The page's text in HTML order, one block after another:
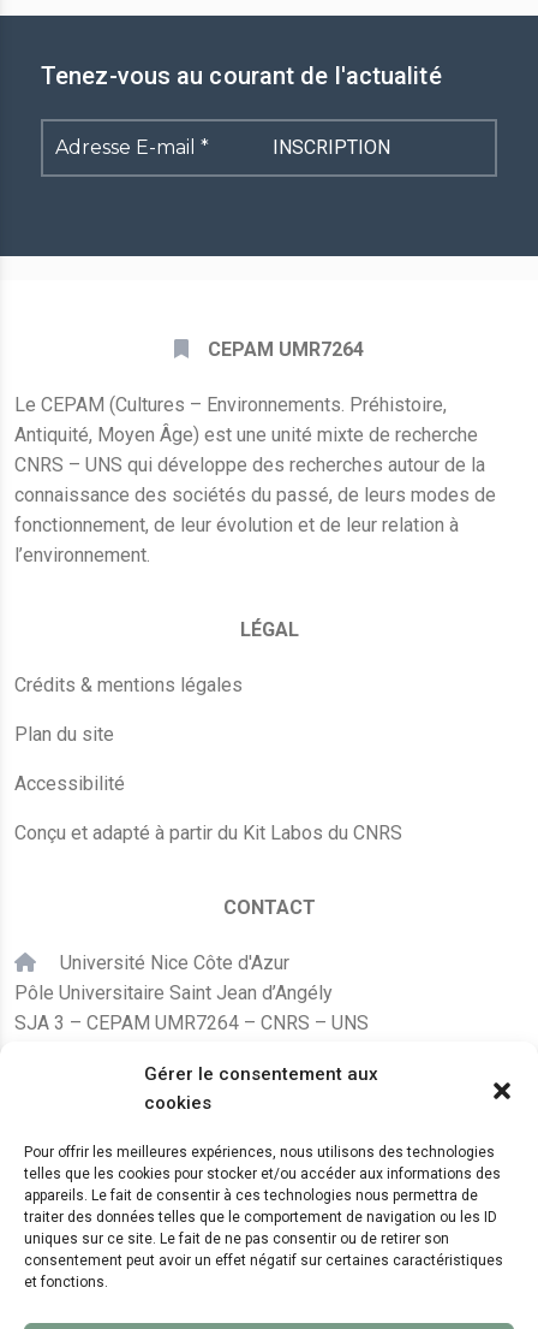
Gérer le consentement aux
cookies
Pour offrir les meilleures expériences, nous utilisons des technologies
telles que les cookies pour stocker et/ou accéder aux informations des
appareils. Le fait de consentir à ces technologies nous permettra de
traiter des données telles que le comportement de navigation ou les ID
uniques sur ce site. Le fait de ne pas consentir ou de retirer son
consentement peut avoir un effet négatif sur certaines caractéristiques
et fonctions.
Tenez-vous au courant de l'actualité
Adresse
E-
CEPAM UMR7264
Le CEPAM (Cultures – Environnements. Préhistoire,
Antiquité, Moyen Âge) est une unité mixte de recherche
CNRS – UNS qui développe des recherches autour de la
connaissance des sociétés du passé, de leurs modes de
fonctionnement, de leur évolution et de leur relation à
l’environnement.
LÉGAL
Crédits & mentions légales
Plan du site
Accessibilité
Conçu et adapté à partir du Kit Labos du CNRS
CONTACT
Université Nice Côte d'Azur
Pôle Universitaire Saint Jean d’Angély
SJA 3 – CEPAM UMR7264 – CNRS – UNS
+33 (0)4 89 15 24 08
LE CEPAM EST HÉBERGÉ PAR